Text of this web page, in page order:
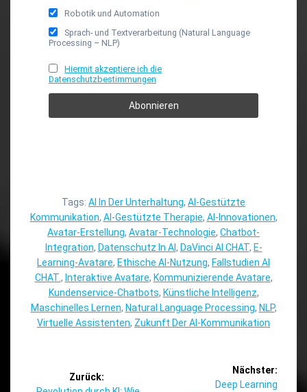
Robotik und Automation
Sprach- und Textverarbeitung (Natural Language
Processing – NLP)
Hiermit akzeptiere ich die
Datenschutzbestimmungen
Tags: AI In Der Unterhaltung, AI-Gestützte
Kommunikation, AI-Gestützte Therapie, AI-Innovationen,
Avatar-Erstellung, Avatar-Technologie, Chatbot-
Integration, Datenschutz In AI, DaVinci AI CHAT, E-
Learning-Avatare, Ethische AI-Nutzung, Fallstudien AI
CHAT., Interaktive Avatare, Kommunizierende Avatare,
Kundenservice-Chatbots, Künstliche Intelligenz,
Maschinelles Lernen, Natural Language Processing, NLP,
Virtuelle Assistenten, Zukunft Der AI-Kommunikation
Zurück:
Nächster:
Nächster
Deep Learning